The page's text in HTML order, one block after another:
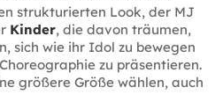
strukturierten Look, der MJ
Kinder, die davon träumen,
sich wie ihr Idol zu bewegen
zu präsentieren.
größere Größe wählen, auch